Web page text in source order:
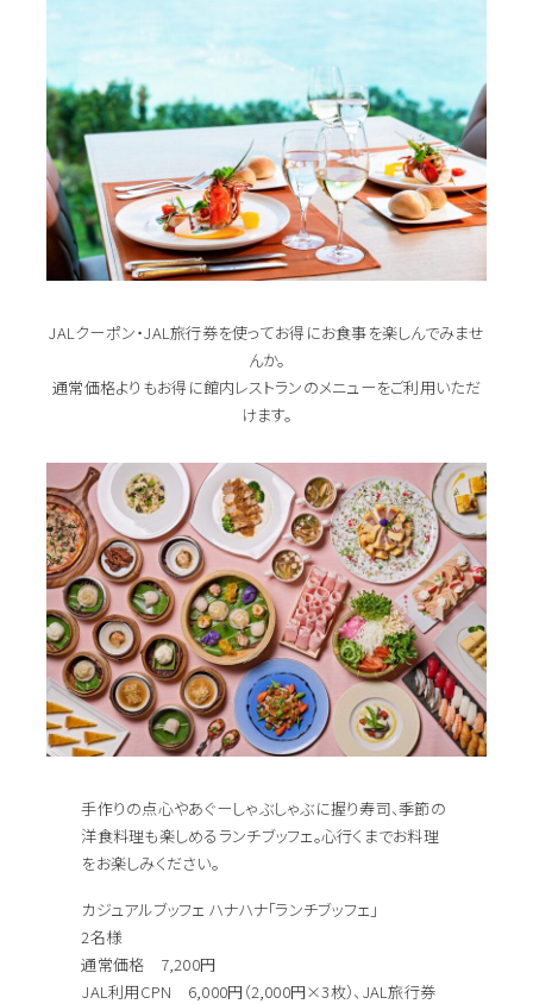
JALクーポン・JAL旅行券を使ってお得にお食事を楽しんでみませ
んか。
通常価格よりもお得に館内レストランのメニューをご利用いただ
けます。
手作りの点心やあぐーしゃぶしゃぶに握り寿司、季節の
洋食料理も楽しめるランチブッフェ。心行くまでお料理
をお楽しみください。
カジュアルブッフェ ハナハナ「ランチブッフェ」
2名様
通常価格 7,200円
JAL利用CPN 6,000円（2,000円×3枚）、JAL旅行券